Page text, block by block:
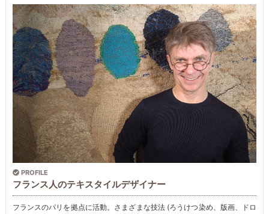
PROFILE
フランス人のテキスタイルデザイナー
フランスのパリを拠点に活動。さまざまな技法 (ろうけつ染め、版画、ドロ